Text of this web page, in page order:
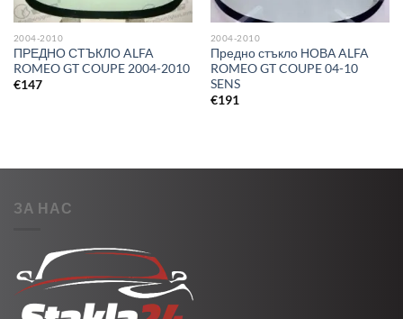
2004-2010
ПРЕДНО СТЪКЛО ALFA
ROMEO GT COUPE 2004-2010
€147
2004-2010
Предно стъкло НОВА ALFA
ROMEO GT COUPE 04-10
SENS
€191
ЗА НАС